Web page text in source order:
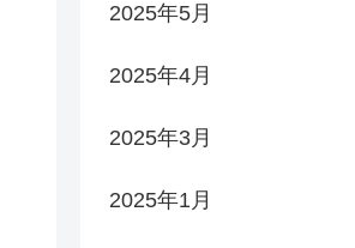
2025年5月
2025年4月
2025年3月
2025年1月